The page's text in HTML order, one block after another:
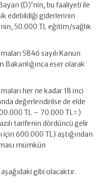
(D)’nin, bu faaliyeti ile
edebildiği giderlerinin
50.000 TL eğitim/sağlık
5846 sayılı Kanun
eser olarak
her ne kadar 18 inci
değerlendirilse de elde
TL – 70.000 TL=)
tarifenin dördüncü gelir
için 600.000 TL) aştığından
mümkün
gibi olacaktır.